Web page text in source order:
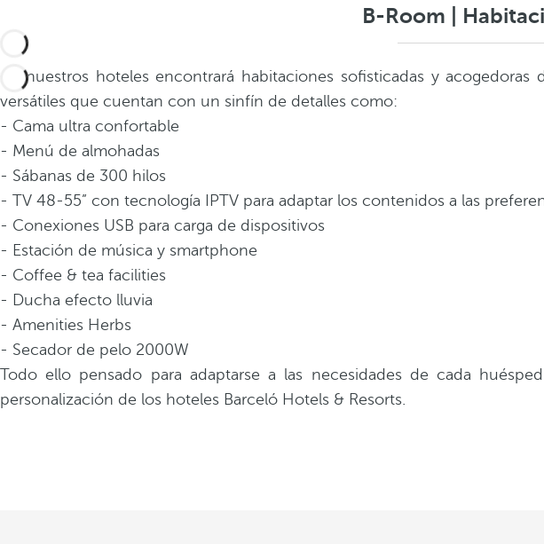
B-Room |
En nuestros hoteles encontrará habitaciones sofisticadas y
versátiles que cuentan con un sinfín de detalles como:
- Cama ultra confortable
- Menú de almohadas
- Sábanas de 300 hilos
- TV 48-55” con tecnología IPTV para adaptar los contenidos a las
- Conexiones USB para carga de dispositivos
- Estación de música y smartphone
- Coffee & tea facilities
- Ducha efecto lluvia
- Amenities Herbs
- Secador de pelo 2000W
Todo ello pensado para adaptarse a las necesidades de cada
personalización de los hoteles Barceló Hotels & Resorts.